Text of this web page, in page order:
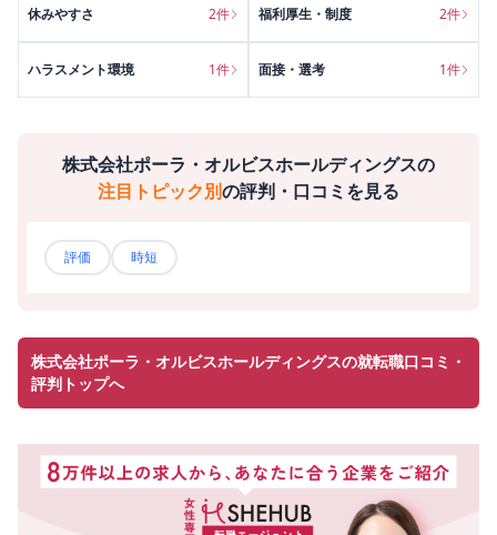
休みやすさ 2件 福利厚生・制度 2件
ハラスメント環境 1件 面接・選考 1件
株式会社ポーラ・オルビスホールディングスの
注目トピック別の評判・口コミを見る
評価 時短
株式会社ポーラ・オルビスホールディングスの就転職口コミ・
評判トップへ